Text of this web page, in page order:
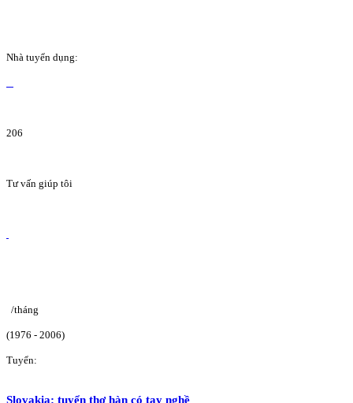
Nhà tuyển dụng:
206
Tư vấn giúp tôi
/tháng
(1976 - 2006)
Tuyển:
Slovakia: tuyển thợ hàn có tay nghề